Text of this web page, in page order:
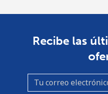
Recibe las